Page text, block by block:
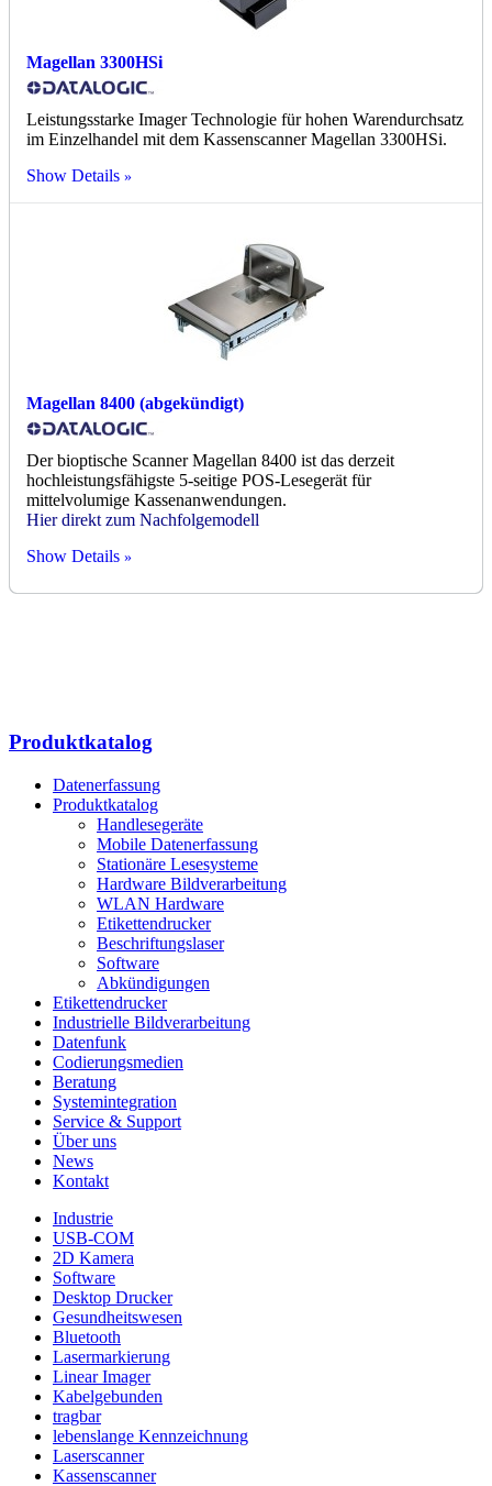
Magellan 3300HSi
Leistungsstarke Imager Technologie für hohen Warendurchsatz
im Einzelhandel mit dem Kassenscanner Magellan 3300HSi.
Show Details
Magellan 8400 (abgekündigt)
Der bioptische Scanner Magellan 8400 ist das derzeit
hochleistungsfähigste 5-seitige POS-Lesegerät für
mittelvolumige Kassenanwendungen.
Hier direkt zum Nachfolgemodell
Show Details
Produktkatalog
Datenerfassung
Produktkatalog
Handlesegeräte
Mobile Datenerfassung
Stationäre Lesesysteme
Hardware Bildverarbeitung
WLAN Hardware
Etikettendrucker
Beschriftungslaser
Software
Abkündigungen
Etikettendrucker
Industrielle Bildverarbeitung
Datenfunk
Codierungs­medien
Beratung
System­integration
Service & Support
Über uns
News
Kontakt
Industrie
USB-COM
2D Kamera
Software
Desktop Drucker
Gesundheitswesen
Bluetooth
Lasermarkierung
Linear Imager
Kabelgebunden
tragbar
lebenslange Kennzeichnung
Laserscanner
Kassenscanner